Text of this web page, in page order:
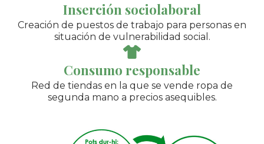
Inserción sociolaboral
Creación de puestos de trabajo para personas en
situación de vulnerabilidad social.
Consumo responsable
Red de tiendas en la que se vende ropa de
segunda mano a precios asequibles.